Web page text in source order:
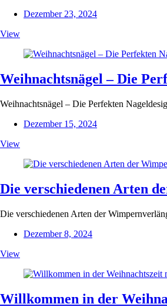
Dezember 23, 2024
View
Weihnachtsnägel – Die
Weihnachtsnägel – Die Perfekten
Dezember 15, 2024
View
Die verschiedenen Arten
Die verschiedenen Arten der
Dezember 8, 2024
View
Willkommen in der